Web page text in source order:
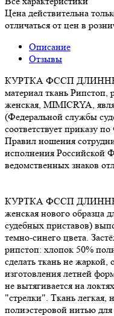
Цена действительна
отличаться от цен в
Описание
Отзывы
КУРТКА ФССП
материал ткань
женская, MIMICRYA,
(Федеральной службы
соответствует приказу
Правил ношения
исполнения Российской
ведомственных знаков
КУРТКА ФССП
женская нового
судебных приставов)
темно-синего цвета.
рипстоп: хлопок 50%
сделать ткань не жаркой,
изготовления летней
не вытягивается на
"стрелки". Ткань легкая,
полиэстеровой нитью